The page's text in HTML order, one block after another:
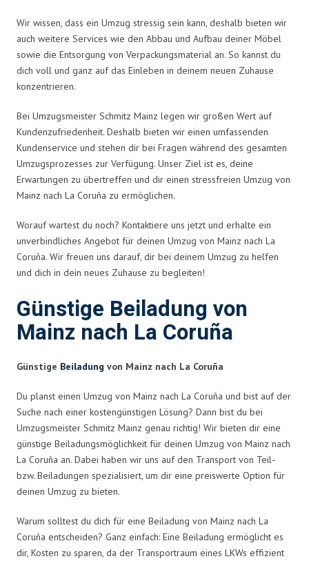
Wir wissen, dass ein Umzug stressig sein kann, deshalb bieten wir
auch weitere Services wie den Abbau und Aufbau deiner Möbel
sowie die Entsorgung von Verpackungsmaterial an. So kannst du
dich voll und ganz auf das Einleben in deinem neuen Zuhause
konzentrieren.
Bei Umzugsmeister Schmitz Mainz legen wir großen Wert auf
Kundenzufriedenheit. Deshalb bieten wir einen umfassenden
Kundenservice und stehen dir bei Fragen während des gesamten
Umzugsprozesses zur Verfügung. Unser Ziel ist es, deine
Erwartungen zu übertreffen und dir einen stressfreien Umzug von
Mainz nach La Coruña zu ermöglichen.
Worauf wartest du noch? Kontaktiere uns jetzt und erhalte ein
unverbindliches Angebot für deinen Umzug von Mainz nach La
Coruña. Wir freuen uns darauf, dir bei deinem Umzug zu helfen
und dich in dein neues Zuhause zu begleiten!
Günstige Beiladung von
Mainz nach La Coruña
Günstige Beiladung von Mainz nach La Coruña
Du planst einen Umzug von Mainz nach La Coruña und bist auf der
Suche nach einer kostengünstigen Lösung? Dann bist du bei
Umzugsmeister Schmitz Mainz genau richtig! Wir bieten dir eine
günstige Beiladungsmöglichkeit für deinen Umzug von Mainz nach
La Coruña an. Dabei haben wir uns auf den Transport von Teil-
bzw. Beiladungen spezialisiert, um dir eine preiswerte Option für
deinen Umzug zu bieten.
Warum solltest du dich für eine Beiladung von Mainz nach La
Coruña entscheiden? Ganz einfach: Eine Beiladung ermöglicht es
dir, Kosten zu sparen, da der Transportraum eines LKWs effizient